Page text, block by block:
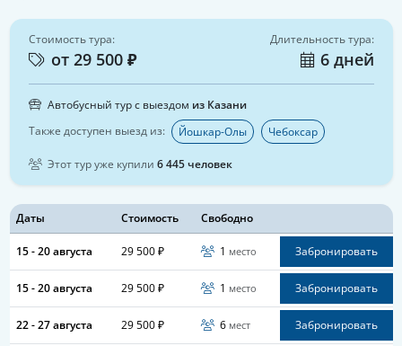
Даты Стоимость Свободно
15 - 20 августа 29 500 ₽ 1 место Забронировать
15 - 20 августа 29 500 ₽ 1 место Забронировать
22 - 27 августа 29 500 ₽ 6 мест Забронировать
Стоимость тура:
от 29 500 ₽
Длительность тура:
6 дней
Автобусный тур с выездом из Казани
Также доступен выезд из:
Йошкар-Олы Чебоксар
Этот тур уже купили 6 445 человек